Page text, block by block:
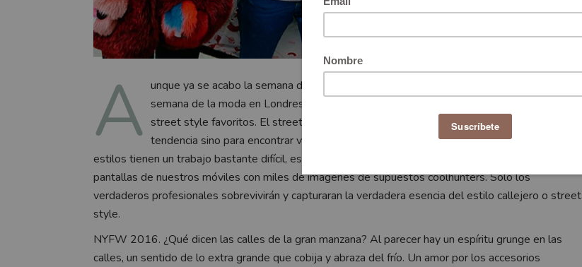
A unque ya se acabo la semana de la moda de Nueva York, NYFW 2016 y empezó la
semana de la moda en Londres, aquí les mostramos algunos de nuestros looks de
street style favoritos. El street style sigue siendo referente para detectar no solo
tendencia sino para encontrar vanguardia en el universo de la moda. Y es que los caza
estilos tienen un trabajo bastante difícil, especialmente cuando las redes sociales inundaron las
pantallas de nuestros móviles con miles de imágenes de supuestos coolhunters. Solo los
verdaderos profesionales sobrevivirán y capturaran la verdadera esencia del estilo callejero o street
style.
NYFW 2016. ¿Qué dicen las calles de la gran manzana? Al parecer hay un espíritu grunge en las
calles, un sentido de lo extra grande que cobija y abraza del frío. Un amor por los accesorios